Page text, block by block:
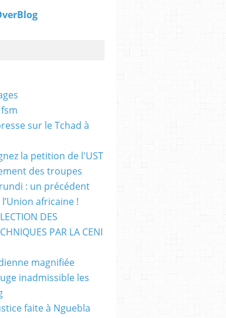
sur le Tchad à
la petition de l'UST
des troupes
: un précédent
africaine !
DES
PAR LA CENI
magnifiée
inadmissible les
faite à Nguebla